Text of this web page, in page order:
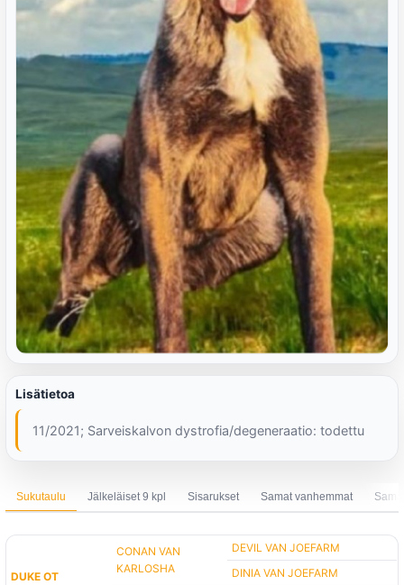
Lisätietoa
11/2021; Sarveiskalvon dystrofia/degeneraatio: todettu
Sukutaulu Jälkeläiset 9 kpl Sisarukset Samat vanhemmat
DUKE OT
CONAN VAN
KARLOSHA
DEVIL VAN JOEFARM
DINIA VAN JOEFARM